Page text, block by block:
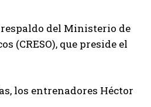
del Ministerio de
(CRESO), que preside el
los entrenadores Héctor